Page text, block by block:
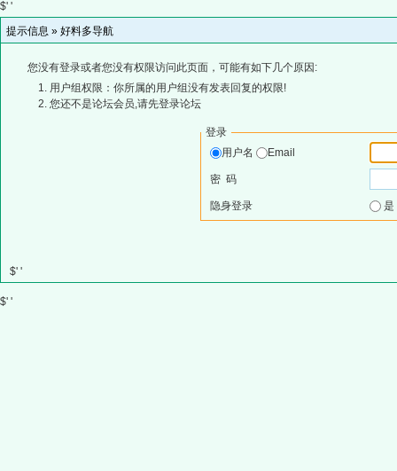
$' '
提示信息 » 好料多导航
您没有登录或者您没有权限访问此页面，可能有如下几个原因:
用户组权限：你所属的用户组没有发表回复的权限!
您还不是论坛会员,请先登录论坛
登录
用户名
Email
密 码
隐身登录
$' '
$' '